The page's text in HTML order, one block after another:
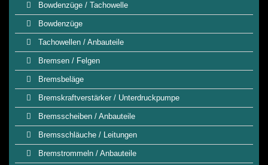
Bowdenzüge / Tachowelle
Bowdenzüge
Tachowellen / Anbauteile
Bremsen / Felgen
Bremsbeläge
Bremskraftverstärker / Unterdruckpumpe
Bremsscheiben / Anbauteile
Bremsschläuche / Leitungen
Bremstrommeln / Anbauteile